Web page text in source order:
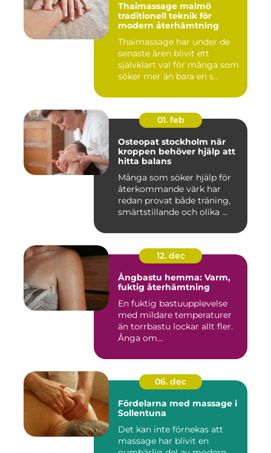
Thaimassage malmö
traditionell teknik för
modern återhämtning
Thaimassage har under de
senaste åren blivit ett
självklart val för många som
söker mer än bara en s...
01. feb
Osteopat stockholm när
kroppen behöver hjälp att
hitta balans
Många som söker hjälp för
återkommande värk har
redan provat både träning,
smärtstillande och olika ...
12. dec
Ångbastu hemma: Varm,
fuktig återhämtning
En fuktig bastuupplevelse
med mildare temperaturer
än torrbastu lockar allt fler.
Ånga om...
06. dec
Fördelarna med massage i
Sollentuna
Det kan inte förnekas att
massage har blivit en